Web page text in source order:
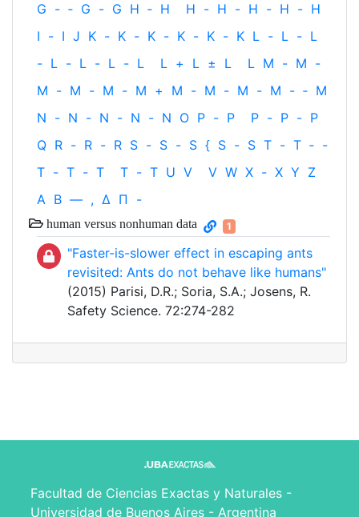
G - ‐ G - G H ‐ H H - H - H - H - H
I - I J K - K - K - K - K - K L - L - L
- L - L - L - L L + L ± L L M - M -
M - M - M - M + M - M - M - M - ‐ M
N - N - N - N - N O P - P P - P - P
Q R - R - R S - S - S { S - S T - T ‐ -
T - T - T T - T U V V W X - X Y Z
Α Β — , Δ Π -
human versus nonhuman data 1
"Faster-is-slower effect in escaping ants
revisited: Ants do not behave like humans"
(2015) Parisi, D.R.; Soria, S.A.; Josens, R.
Safety Science. 72:274-282
Facultad de Ciencias Exactas y Naturales -
Universidad de Buenos Aires - Argentina